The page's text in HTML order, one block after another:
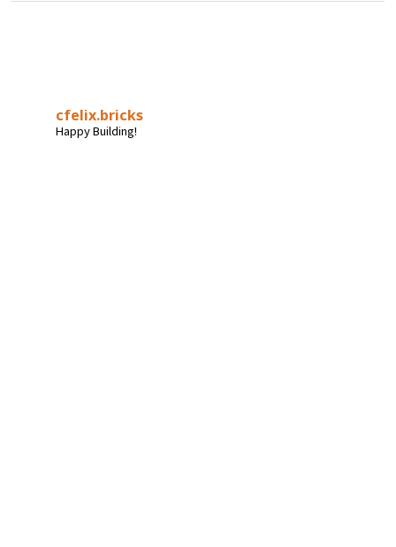
cfelix.bricks
Happy Building!